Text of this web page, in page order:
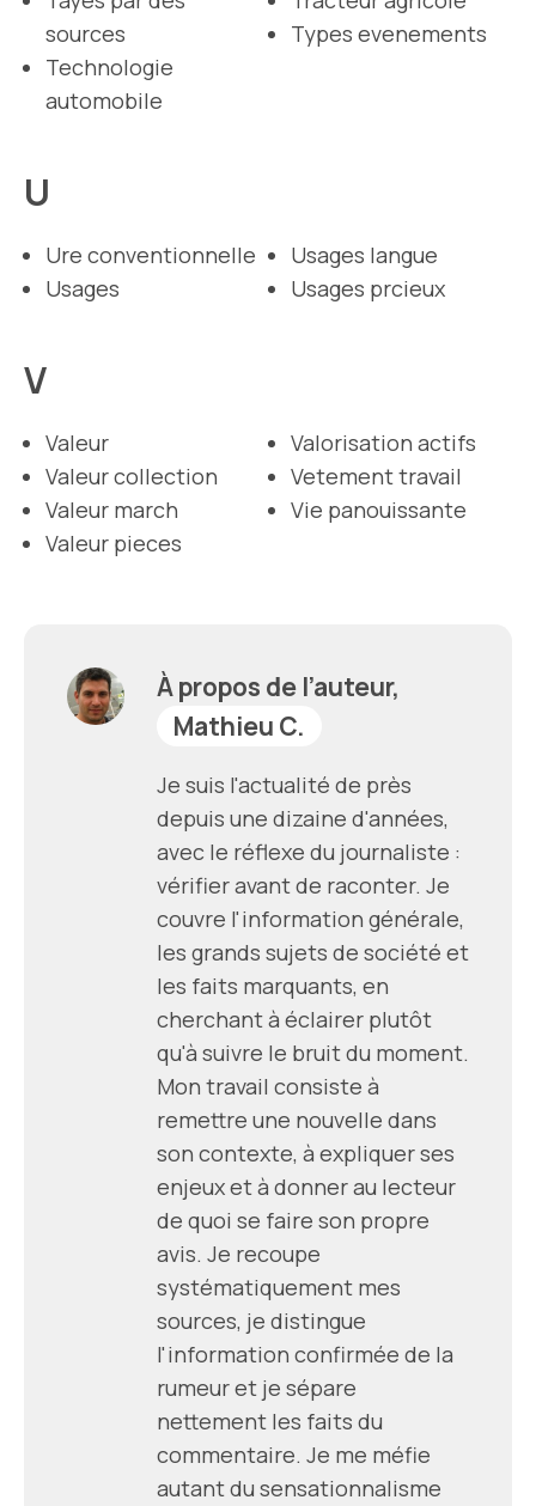
sources
Technologie
automobile
Types evenements
U
Ure conventionnelle
Usages
Usages langue
Usages prcieux
V
Valeur
Valeur collection
Valeur march
Valeur pieces
Valorisation actifs
Vetement travail
Vie panouissante
À propos de l’auteur,
Mathieu C.
Je suis l'actualité de près
depuis une dizaine d'années,
avec le réflexe du journaliste :
vérifier avant de raconter. Je
couvre l'information générale,
les grands sujets de société et
les faits marquants, en
cherchant à éclairer plutôt
qu'à suivre le bruit du moment.
Mon travail consiste à
remettre une nouvelle dans
son contexte, à expliquer ses
enjeux et à donner au lecteur
de quoi se faire son propre
avis. Je recoupe
systématiquement mes
sources, je distingue
l'information confirmée de la
rumeur et je sépare
nettement les faits du
commentaire. Je me méfie
autant du sensationnalisme